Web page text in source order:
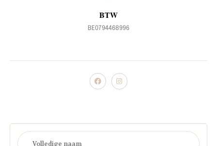
BTW
BE0794468996